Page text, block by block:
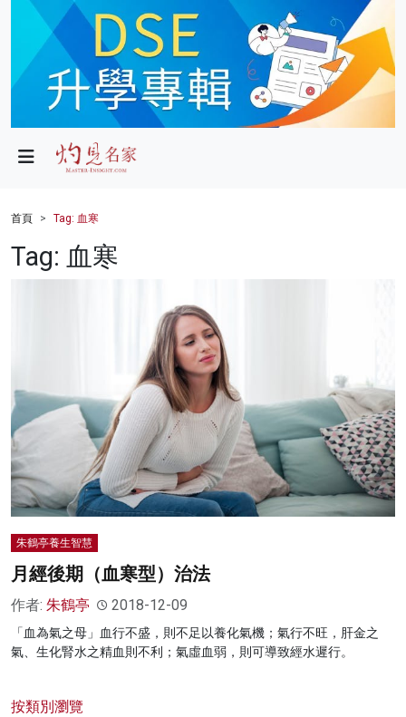
政局
財經
健康
影片
灼見活動
關於我們
首頁 Tag: 血寒
Tag: 血寒
朱鶴亭養生智慧
月經後期（血寒型）治法
作者: 朱鶴亭 2018-12-09
「血為氣之母」血行不盛，則不足以養化氣機；氣行不旺，肝金之
氣、生化腎水之精血則不利；氣虛血弱，則可導致經水遲行。
按類別瀏覽